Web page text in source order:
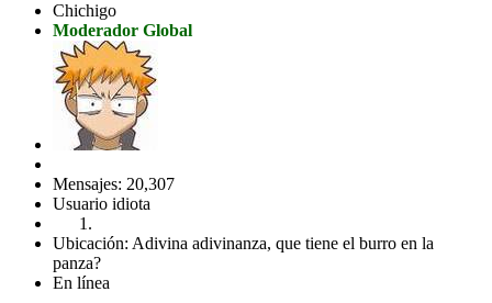
Chichigo
Moderador Global
Mensajes: 20,307
Usuario idiota
Ubicación: Adivina adivinanza, que tiene el burro en la
panza?
En línea